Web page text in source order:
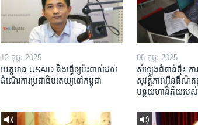
12 កុម្ភៈ 2025
អវត្តមាន USAID នឹងធ្វើឲ្យប៉ះពាល់ដល់
ដំណើរការប្រជាធិបតេយ្យនៅកម្ពុជា
06 កុម្ភៈ 2025
សំឡេងជំនាន់ថ្មី៖ កា
សុវត្ថិភាពអ៊ីនធឺណិ
បន្ថយហានិភ័យរបស់